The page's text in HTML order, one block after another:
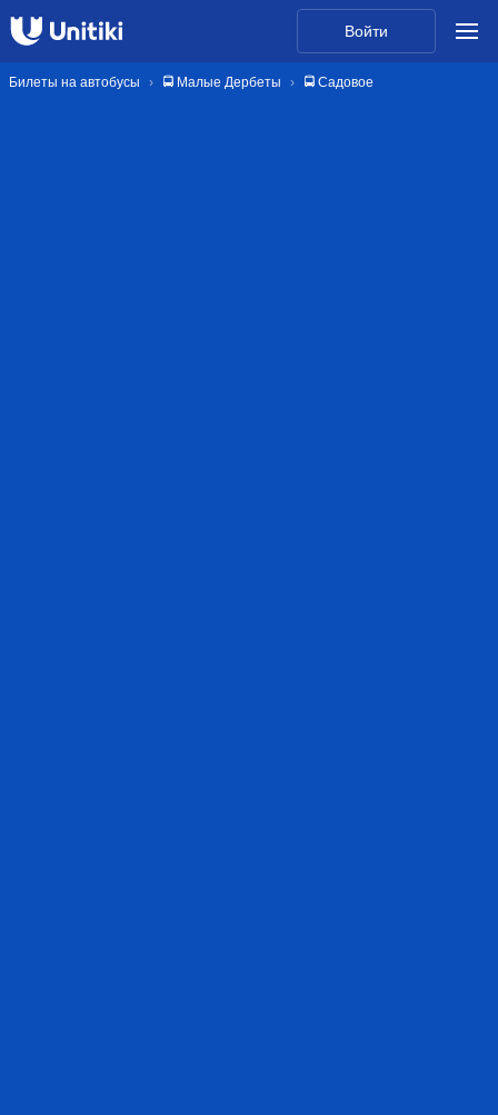
Войти
Билеты на автобусы 🚍 Малые Дербеты 🚍 Садовое